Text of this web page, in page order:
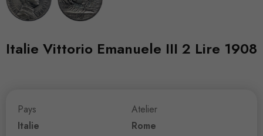
Italie Vittorio Emanuele III 2 Lire 1908
Pays
Italie
Atelier
Rome